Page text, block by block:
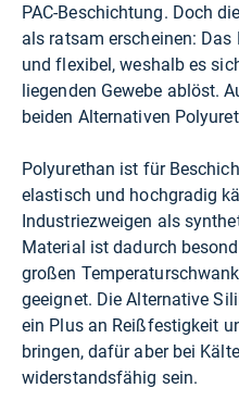
PAC-Beschichtung. Doch
als ratsam erscheinen:
und flexibel, weshalb es
liegenden Gewebe ablöst.
beiden Alternativen
Polyurethan ist für
elastisch und hochgradig
Industriezweigen als
Material ist dadurch
großen
geeignet. Die Alternative
ein Plus an Reißfestigkeit
bringen, dafür aber bei
widerstandsfähig sein.